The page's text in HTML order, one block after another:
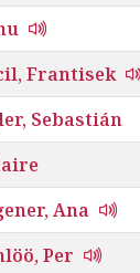
Frantisek
Sebastián
Ana
Per